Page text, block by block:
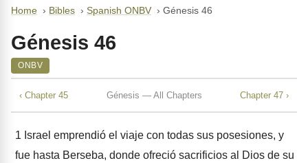
Home › Bibles › Spanish ONBV › Génesis 46
Génesis 46
ONBV
‹ Chapter 45 Génesis — All Chapters Chapter 47 ›
1 Israel emprendió el viaje con todas sus posesiones, y
fue hasta Berseba, donde ofreció sacrificios al Dios de su